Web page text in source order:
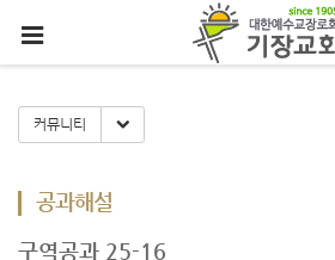
커뮤니티 Toggle Dropdown
공과해설
구역공과 25-16